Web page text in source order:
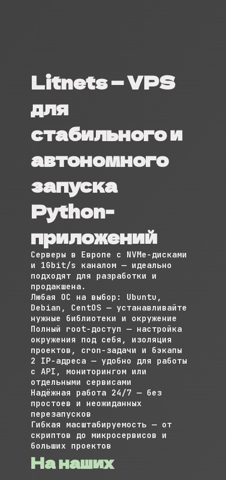
Litnets — VPS
для
стабильного и
автономного
запуска
Python-
приложений
Серверы в Европе с NVMe-дисками
и 1Gbit/s каналом — идеально
подходят для разработки и
продакшена.
Любая ОС на выбор: Ubuntu,
Debian, CentOS — устанавливайте
нужные библиотеки и окружение
Полный root-доступ — настройка
окружения под себя, изоляция
проектов, cron-задачи и бэкапы
2 IP-адреса — удобно для работы
с API, мониторингом или
отдельными сервисами
Надёжная работа 24/7 — без
простоев и неожиданных
перезапусков
Гибкая масштабируемость — от
скриптов до микросервисов и
больших проектов
На наших